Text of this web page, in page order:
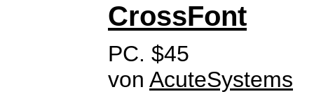
CrossFont
PC. $45
von AcuteSystems